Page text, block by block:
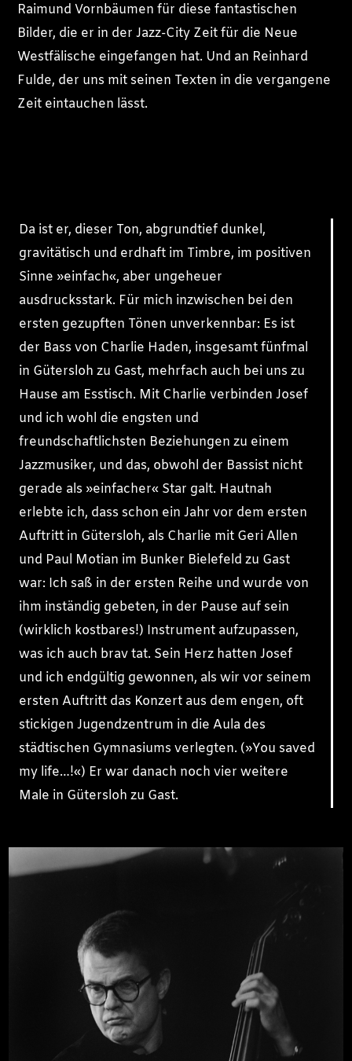
Raimund Vornbäumen für diese fantastischen
Bilder, die er in der Jazz-City Zeit für die Neue
Westfälische eingefangen hat. Und an Reinhard
Fulde, der uns mit seinen Texten in die vergangene
Zeit eintauchen lässt.
Da ist er, dieser Ton, abgrundtief dunkel,
gravitätisch und erdhaft im Timbre, im positiven
Sinne »einfach«, aber ungeheuer
ausdrucksstark. Für mich inzwischen bei den
ersten gezupften Tönen unverkennbar: Es ist
der Bass von Charlie Haden, insgesamt fünfmal
in Gütersloh zu Gast, mehrfach auch bei uns zu
Hause am Esstisch. Mit Charlie verbinden Josef
und ich wohl die engsten und
freundschaftlichsten Beziehungen zu einem
Jazzmusiker, und das, obwohl der Bassist nicht
gerade als »einfacher« Star galt. Hautnah
erlebte ich, dass schon ein Jahr vor dem ersten
Auftritt in Gütersloh, als Charlie mit Geri Allen
und Paul Motian im Bunker Bielefeld zu Gast
war: Ich saß in der ersten Reihe und wurde von
ihm inständig gebeten, in der Pause auf sein
(wirklich kostbares!) Instrument aufzupassen,
was ich auch brav tat. Sein Herz hatten Josef
und ich endgültig gewonnen, als wir vor seinem
ersten Auftritt das Konzert aus dem engen, oft
stickigen Jugendzentrum in die Aula des
städtischen Gymnasiums verlegten. (»You saved
my life…!«) Er war danach noch vier weitere
Male in Gütersloh zu Gast.